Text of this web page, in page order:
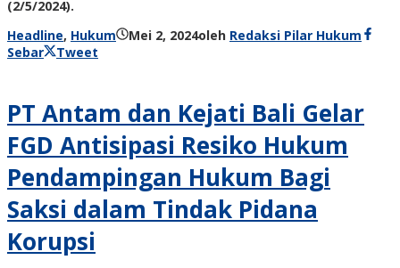
(2/5/2024).
Headline, Hukum Mei 2, 2024oleh Redaksi Pilar Hukum
Sebar
Tweet
PT Antam dan Kejati Bali Gelar
FGD Antisipasi Resiko Hukum
Pendampingan Hukum Bagi
Saksi dalam Tindak Pidana
Korupsi